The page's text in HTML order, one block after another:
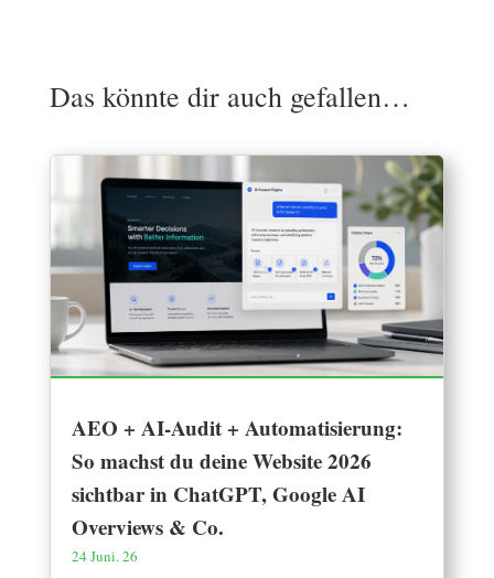
Das könnte dir auch gefallen…
AEO + AI-Audit + Automatisierung:
So machst du deine Website 2026
sichtbar in ChatGPT, Google AI
Overviews & Co.
24 Juni. 26